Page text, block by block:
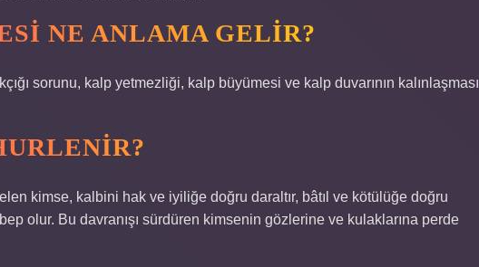
NE ANLAMA GELIR?
sorunu, kalp yetmezliği, kalp büyümesi ve kalp duvarının kalınlaşması
kimse, kalbini hak ve iyiliğe doğru daraltır, bâtıl ve kötülüğe doğru
olur. Bu davranışı sürdüren kimsenin gözlerine ve kulaklarına perde